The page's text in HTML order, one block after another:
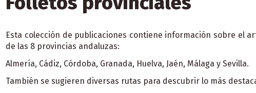
Esta colección de publicaciones contiene información sobre el
de las 8 provincias andaluzas:
Almería, Cádiz, Córdoba, Granada, Huelva, Jaén, Málaga y Sevilla.
También se sugieren diversas rutas para descubrir lo más